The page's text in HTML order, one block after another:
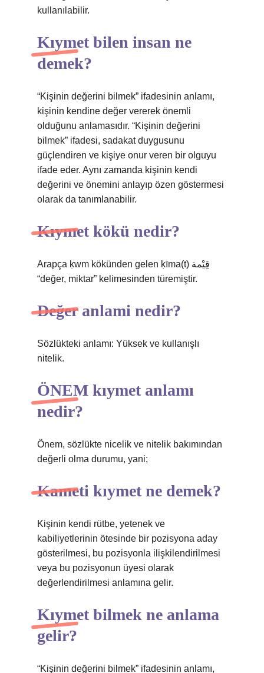
kullanılabilir.
Kıymet bilen insan ne
demek?
“Kişinin değerini bilmek” ifadesinin anlamı,
kişinin kendine değer vererek önemli
olduğunu anlamasıdır. “Kişinin değerini
bilmek” ifadesi, sadakat duygusunu
güçlendiren ve kişiye onur veren bir olguyu
ifade eder. Aynı zamanda kişinin kendi
değerini ve önemini anlayıp özen göstermesi
olarak da tanımlanabilir.
Kıymet kökü nedir?
Arapça ḳwm kökünden gelen ḳīma(t) قِيْمة
“değer, miktar” kelimesinden türemiştir.
Değer anlami nedir?
Sözlükteki anlamı: Yüksek ve kullanışlı
nitelik.
ÖNEM kıymet anlamı
nedir?
Önem, sözlükte nicelik ve nitelik bakımından
değerli olma durumu, yani;
Kameti kıymet ne demek?
Kişinin kendi rütbe, yetenek ve
kabiliyetlerinin ötesinde bir pozisyona aday
gösterilmesi, bu pozisyonla ilişkilendirilmesi
veya bu pozisyonun üyesi olarak
değerlendirilmesi anlamına gelir.
Kıymet bilmek ne anlama
gelir?
“Kişinin değerini bilmek” ifadesinin anlamı,